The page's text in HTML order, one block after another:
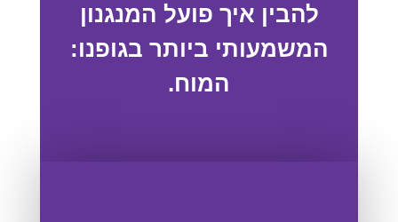
להבין איך פועל המנגנון
המשמעותי ביותר בגופנו:
המוח.